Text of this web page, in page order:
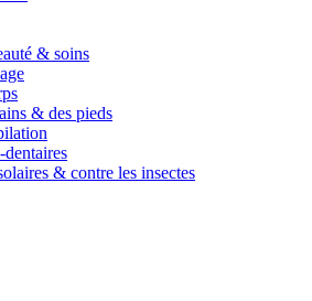
& soins
& des pieds
dentaires
& contre les insectes